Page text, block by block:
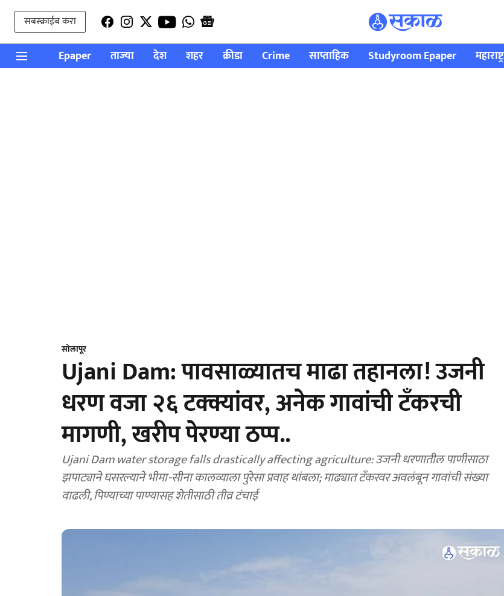
सबस्क्राईब करा
Epaper ताज्या देश शहर क्रीडा Crime साप्ताहिक Studyroom Epaper महाराष्ट्र
सोलापूर
Ujani Dam: पावसाळ्यातच माढा तहानला! उजनी
धरण वजा २६ टक्क्यांवर, अनेक गावांची टँकरची
मागणी, खरीप पेरण्या ठप्प..
Ujani Dam water storage falls drastically affecting agriculture: उजनी धरणातील पाणीसाठा
झपाट्याने घसरल्याने भीमा-सीना कालव्याला पुरेसा प्रवाह थांबला; माढ्यात टँकरवर अवलंबून गावांची संख्या
वाढली, पिण्याच्या पाण्यासह शेतीसाठी तीव्र टंचाई